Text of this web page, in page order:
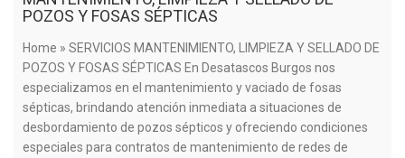
POZOS Y FOSAS SÉPTICAS
Home » SERVICIOS MANTENIMIENTO, LIMPIEZA Y SELLADO DE
POZOS Y FOSAS SÉPTICAS En Desatascos Burgos nos
especializamos en el mantenimiento y vaciado de fosas
sépticas, brindando atención inmediata a situaciones de
desbordamiento de pozos sépticos y ofreciendo condiciones
especiales para contratos de mantenimiento de redes de